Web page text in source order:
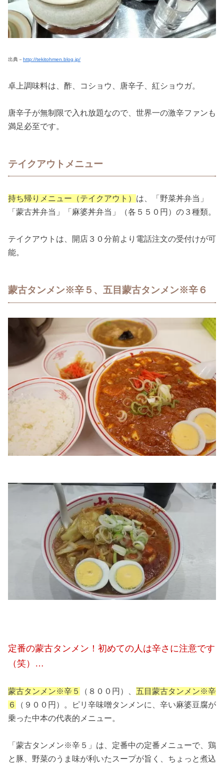
出典－ http://tekitohmen.blog.jp/
卓上調味料は、酢、コショウ、唐辛子、紅ショウガ。
唐辛子が無制限で入れ放題なので、世界一の激辛ファンも
満足必至です。
テイクアウトメニュー
持ち帰りメニュー（テイクアウト） は、「野菜丼弁当」
「蒙古丼弁当」「麻婆丼弁当」（各５５０円）の３種類。
テイクアウトは、開店３０分前より電話注文の受付けが可
能。
蒙古タンメン※辛５、五目蒙古タンメン※辛６
定番の蒙古タンメン！初めての人は辛さに注意です
（笑）…
蒙古タンメン※辛５ （８００円）、 五目蒙古タンメン※辛
６
（９００円）。ピリ辛味噌タンメンに、辛い麻婆豆腐が
乗った中本の代表的メニュー。
「蒙古タンメン※辛５」は、定番中の定番メニューで、鶏
と豚、野菜のうま味が利いたスープが旨く、ちょっと煮込